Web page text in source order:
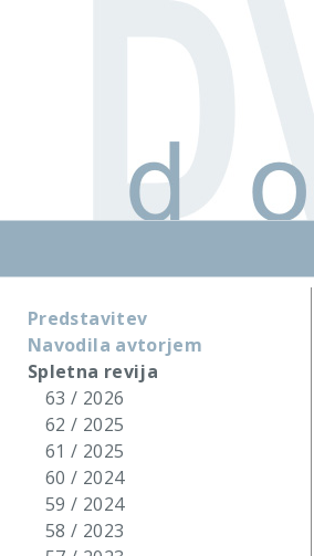
Predstavitev
Navodila avtorjem
Spletna revija
63 / 2026
62 / 2025
61 / 2025
60 / 2024
59 / 2024
58 / 2023